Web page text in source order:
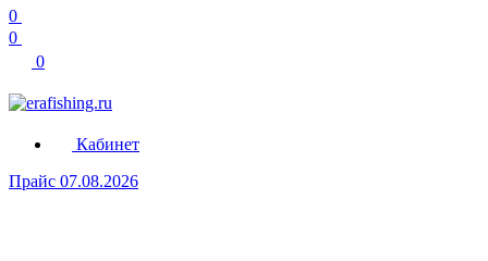
0
0
0
Кабинет
Прайс 07.08.2026